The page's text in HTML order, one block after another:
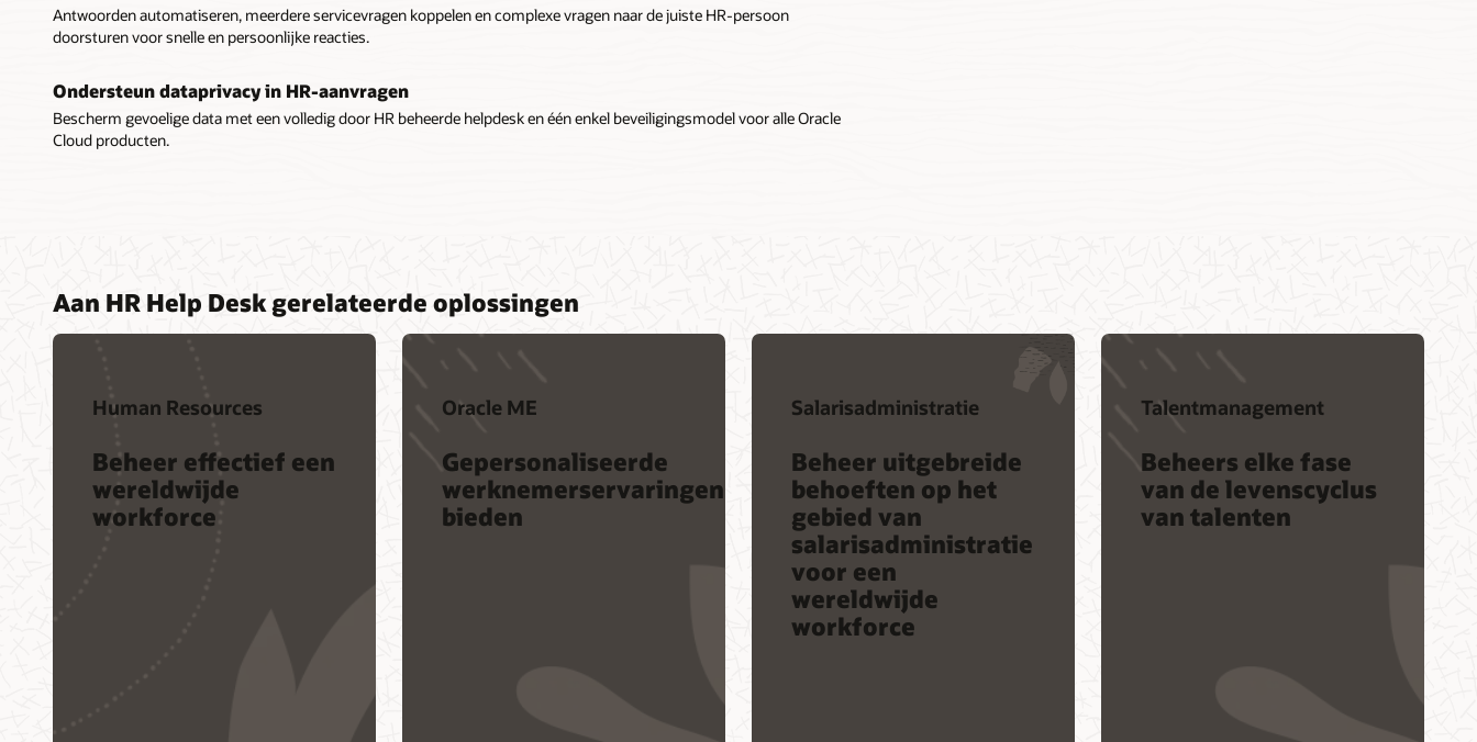
Antwoorden automatiseren, meerdere servicevragen koppelen en complexe vragen naar de juiste HR-persoon
doorsturen voor snelle en persoonlijke reacties.
Ondersteun dataprivacy in HR-aanvragen
Bescherm gevoelige data met een volledig door HR beheerde helpdesk en één enkel beveiligingsmodel voor alle Oracle
Cloud producten.
Aan HR Help Desk gerelateerde oplossingen
Human Resources
Beheer effectief een
wereldwijde
workforce
Oracle ME
Gepersonaliseerde
werknemerservaringen
bieden
Salarisadministratie
Beheer uitgebreide
behoeften op het
gebied van
salarisadministratie
voor een
wereldwijde
workforce
Talentmanagement
Beheers elke fase
van de levenscyclus
van talenten